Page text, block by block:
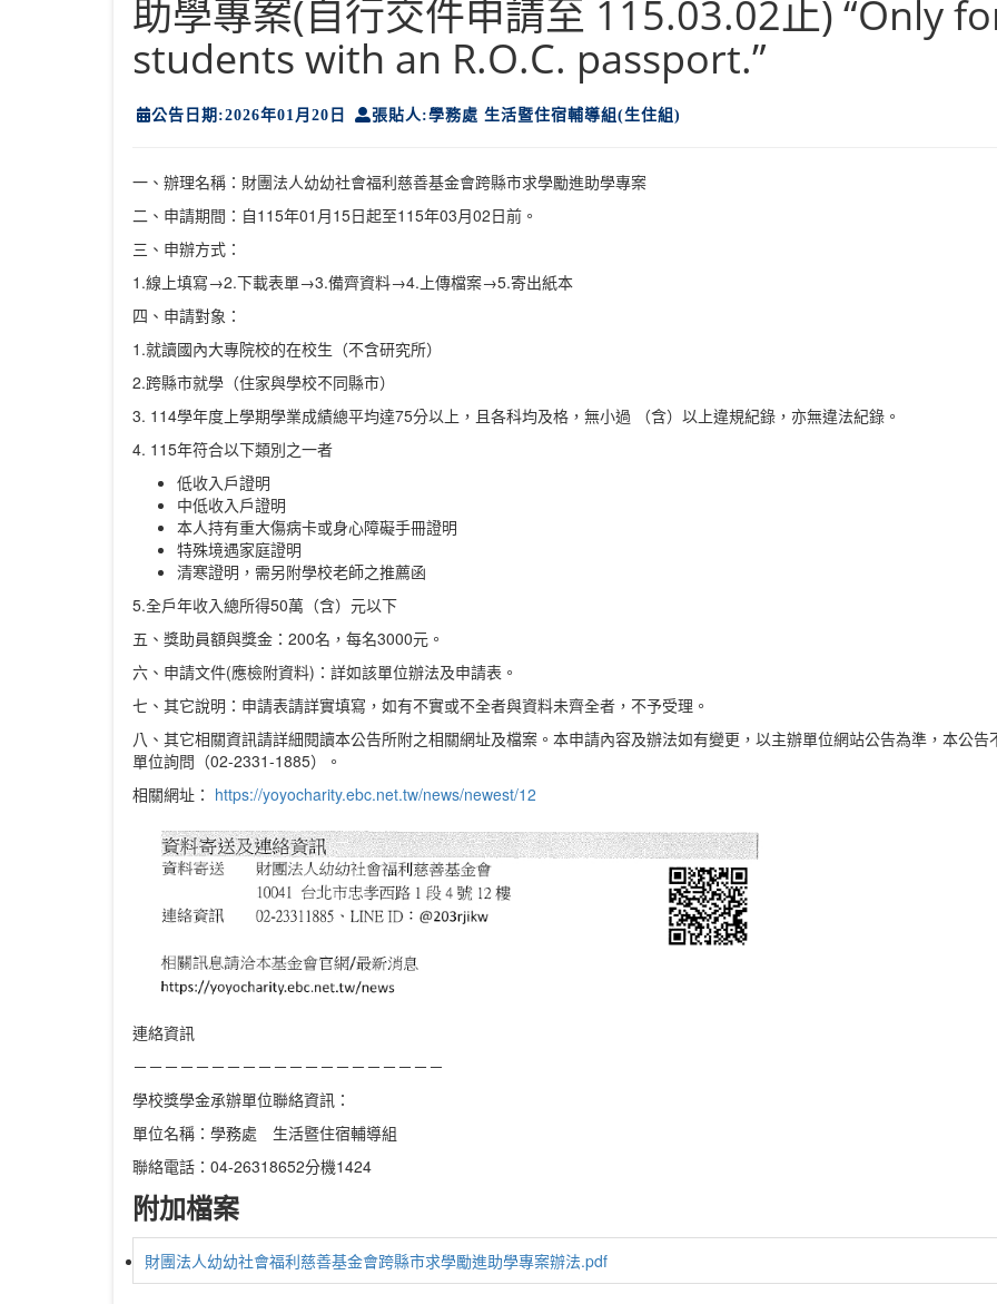
助學專案(自行交件申請至 115.03.02止) “Only
students with an R.O.C. passport.”
公告日期:2026年01月20日 張貼人:學務處 生活暨住宿輔導組(生住組)
一、辦理名稱：財團法人幼幼社會福利慈善基金會跨縣市求學勵進助學專案
二、申請期間：自115年01月15日起至115年03月02日前。
三、申辦方式：
1.線上填寫→2.下載表單→3.備齊資料→4.上傳檔案→5.寄出紙本
四、申請對象：
1.就讀國內大專院校的在校生（不含研究所）
2.跨縣市就學（住家與學校不同縣市）
3. 114學年度上學期學業成績總平均達75分以上，且各科均及格，無小過 （含）以上違規紀錄，亦無違法紀錄。
4. 115年符合以下類別之一者
低收入戶證明
中低收入戶證明
本人持有重大傷病卡或身心障礙手冊證明
特殊境遇家庭證明
清寒證明，需另附學校老師之推薦函
5.全戶年收入總所得50萬（含）元以下
五、獎助員額與獎金：200名，每名3000元。
六、申請文件(應檢附資料)：詳如該單位辦法及申請表。
七、其它說明：申請表請詳實填寫，如有不實或不全者與資料未齊全者，不予受理。
八、其它相關資訊請詳細閱讀本公告所附之相關網址及檔案。本申請內容及辦法如有變更，以主辦單位網站公告為準，本公
單位詢問（02-2331-1885）。
相關網址： https://yoyocharity.ebc.net.tw/news/newest/12
連絡資訊
－－－－－－－－－－－－－－－－－－－－
學校獎學金承辦單位聯絡資訊：
單位名稱：學務處 生活暨住宿輔導組
聯絡電話：04-26318652分機1424
附加檔案
財團法人幼幼社會福利慈善基金會跨縣市求學勵進助學專案辦法.pdf